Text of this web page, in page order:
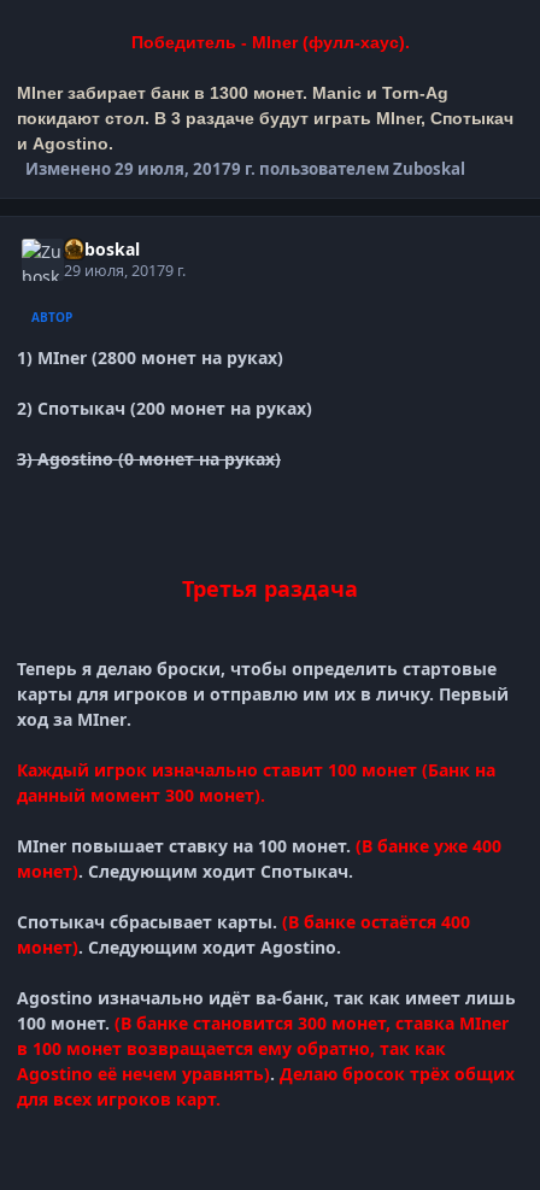
Победитель - MIner (фулл-хаус).
MIner забирает банк в 1300 монет. Manic и Torn-Ag
покидают стол. В 3 раздаче будут играть MIner, Спотыкач
и Agostino.
Изменено29 июля, 20179 г. пользователем Zuboskal
Zuboskal
29 июля, 20179 г.
АВТОР
1) MIner (2800 монет на руках)
2) Спотыкач (200 монет на руках)
3) Agostino (0 монет на руках)
Третья раздача
Теперь я делаю броски, чтобы определить стартовые
карты для игроков и отправлю им их в личку. Первый
ход за MIner.
Каждый игрок изначально ставит 100 монет (Банк на
данный момент 300 монет).
MIner повышает ставку на 100 монет. (В банке уже 400
монет). Следующим ходит Спотыкач.
Спотыкач сбрасывает карты. (В банке остаётся 400
монет). Следующим ходит Agostino.
Agostino изначально идёт ва-банк, так как имеет лишь
100 монет. (В банке становится 300 монет, ставка MIner
в 100 монет возвращается ему обратно, так как
Agostino её нечем уравнять). Делаю бросок трёх общих
для всех игроков карт.